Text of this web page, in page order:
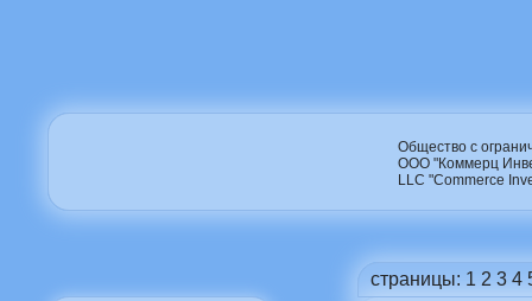
Общество с
ООО "Коммерц
LLC "Commerce
страницы: 1 2 3 4